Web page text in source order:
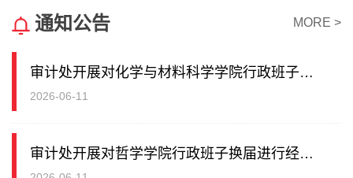
通知公告 MORE >
审计处开展对化学与材料科学学院行政班子换届进行经济责任审计
2026-06-11
审计处开展对哲学学院行政班子换届进行经济责任审计